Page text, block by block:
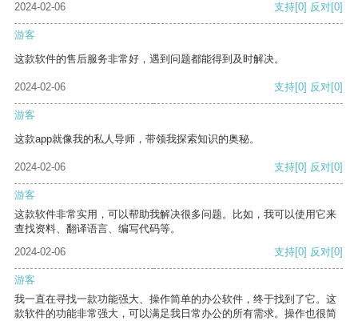
2024-02-06 支持[0] 反对[0]
游客
这款软件的售后服务非常好，遇到问题都能得到及时解决。
2024-02-06 支持[0] 反对[0]
游客
这款app就像我的私人导师，带领我探索知识的奥秘。
2024-02-06 支持[0] 反对[0]
游客
这款软件非常实用，可以帮助我解决很多问题。比如，我可以使用它来
查找资料、翻译语言、编写代码等。
2024-02-06
支持[0] 反对[0]
游客
我一直在寻找一款功能强大、操作简单的办公软件，终于找到了它。这
款软件的功能非常强大，可以满足我日常办公的所有需求。操作也很简